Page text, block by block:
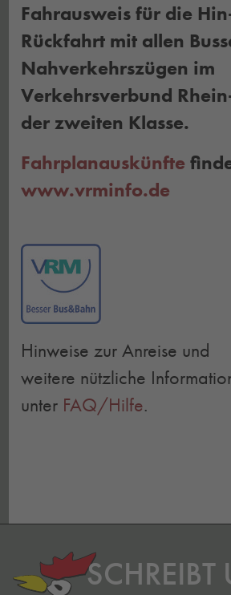
Fahrausweis für die
Rückfahrt mit allen
Nahverkehrszügen im
Verkehrsverbund
der zweiten Klasse.
Fahrplanauskünfte
www.vrminfo.de
Hinweise zur Anreise und
weitere nützliche
unter FAQ/Hilfe.
SCHREIBT